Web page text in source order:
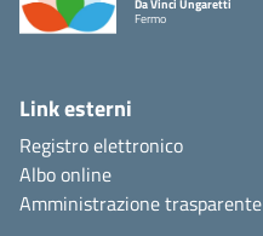
Da Vinci Ungaretti
Fermo
Link esterni
Registro elettronico
Albo online
Amministrazione trasparente